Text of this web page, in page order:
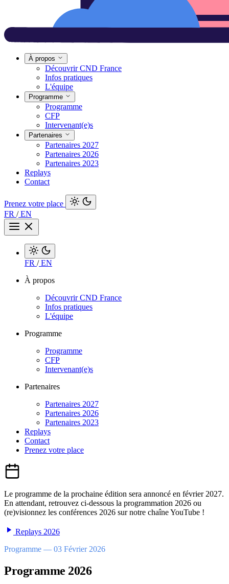
À propos
Découvrir CND France
Infos pratiques
L'équipe
Programme
Programme
CFP
Intervenant(e)s
Partenaires
Partenaires 2027
Partenaires 2026
Partenaires 2023
Replays
Contact
Prenez votre place
FR /EN
FR /EN
À propos
Découvrir CND France
Infos pratiques
L'équipe
Programme
Programme
CFP
Intervenant(e)s
Partenaires
Partenaires 2027
Partenaires 2026
Partenaires 2023
Replays
Contact
Prenez votre place
Le programme de la prochaine édition sera annoncé en février 2027.
En attendant, retrouvez ci-dessous la programmation 2026 ou
(re)visionnez les conférences 2026 sur notre chaîne YouTube !
Replays 2026
Programme — 03 Février 2026
Programme 2026